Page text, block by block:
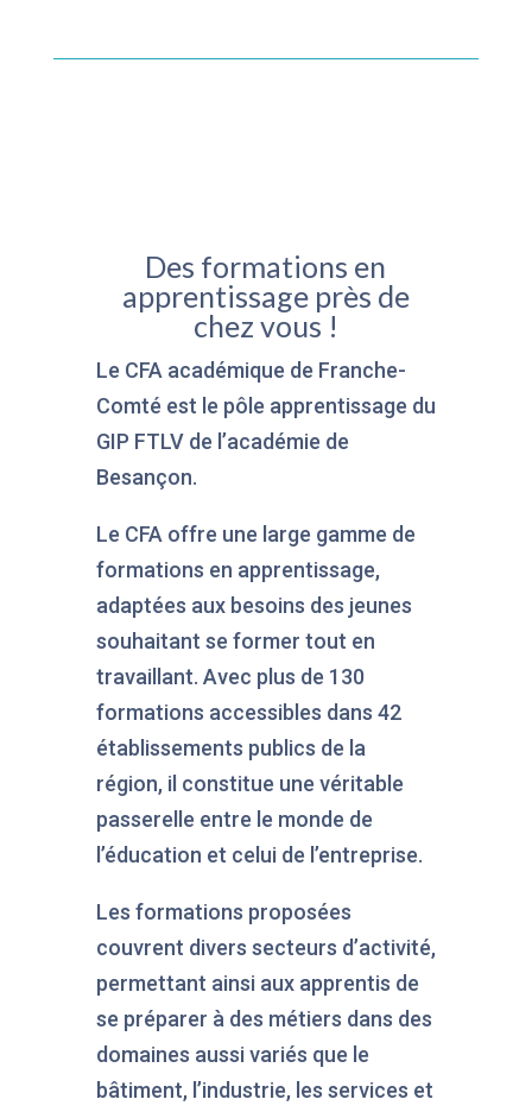
Des formations en
apprentissage près de
chez vous !
Le CFA académique de Franche-
Comté est le pôle apprentissage du
GIP FTLV de l’académie de
Besançon.
Le CFA offre une large gamme de
formations en apprentissage,
adaptées aux besoins des jeunes
souhaitant se former tout en
travaillant. Avec plus de 130
formations accessibles dans 42
établissements publics de la
région, il constitue une véritable
passerelle entre le monde de
l’éducation et celui de l’entreprise.
Les formations proposées
couvrent divers secteurs d’activité,
permettant ainsi aux apprentis de
se préparer à des métiers dans des
domaines aussi variés que le
bâtiment, l’industrie, les services et